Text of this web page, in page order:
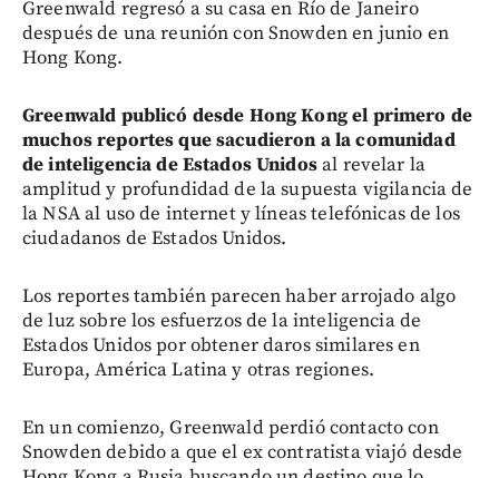
Greenwald regresó a su casa en Río de Janeiro
después de una reunión con Snowden en junio en
Hong Kong.
Greenwald publicó desde Hong Kong el primero de
muchos reportes que sacudieron a la comunidad
de inteligencia de Estados Unidosal revelar la
amplitud y profundidad de la supuesta vigilancia de
la NSA al uso de internet y líneas telefónicas de los
ciudadanos de Estados Unidos.
Los reportes también parecen haber arrojado algo
de luz sobre los esfuerzos de la inteligencia de
Estados Unidos por obtener daros similares en
Europa, América Latina y otras regiones.
En un comienzo, Greenwald perdió contacto con
Snowden debido a que el ex contratista viajó desde